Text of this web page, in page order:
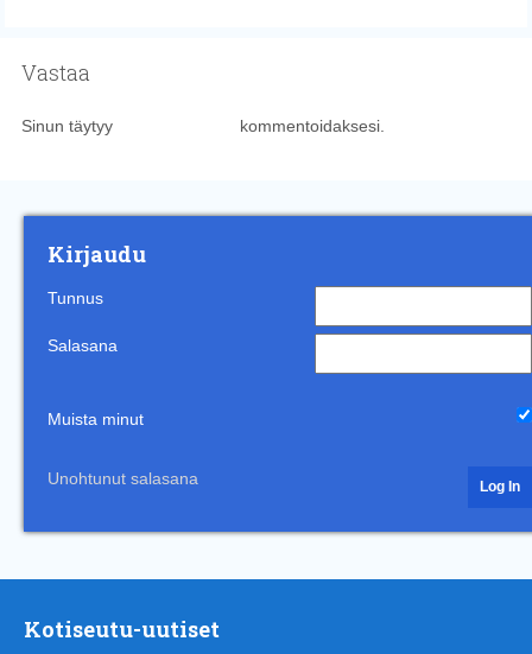
Vastaa
Sinun täytyy kommentoidaksesi.
Kirjaudu
Tunnus
Salasana
Muista minut
Unohtunut salasana
Kotiseutu-uutiset